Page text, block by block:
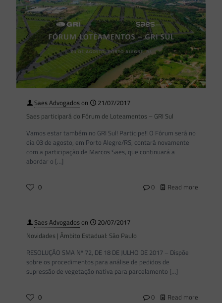
Saes Advogadoson
21/07/2017
Saes participará do Fórum de Loteamentos – GRI Sul
Vamos estar também no GRI Sul! Participe!! O Fórum será no
dia 03 de agosto, em Porto Alegre/RS, contará novamente
com a participação de Marcos Saes, que continuará a
abordar o […]
0 0 Read more
Saes Advogadoson
20/07/2017
Novidades | Âmbito Estadual: São Paulo
RESOLUÇÃO SMA Nº 72, DE 18 DE JULHO DE 2017 – Dispõe
sobre os procedimentos para análise de pedidos de
supressão de vegetação nativa para parcelamento […]
0 0 Read more